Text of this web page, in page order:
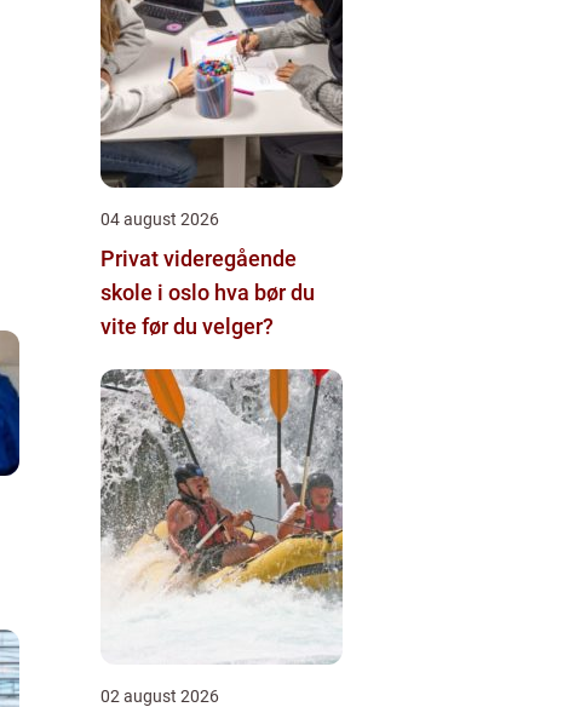
04 august 2026
Privat videregående
skole i oslo hva bør du
vite før du velger?
02 august 2026